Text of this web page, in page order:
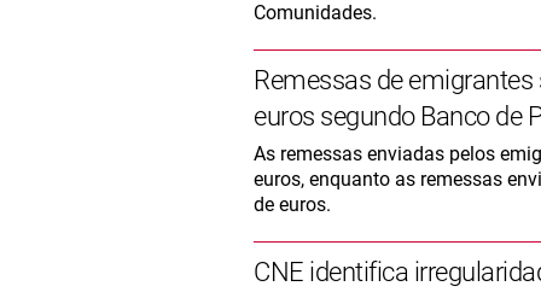
Comunidades.
Remessas de
euros segundo Banco de
As remessas enviadas pelos
euros, enquanto as remessas
de euros.
CNE identifica